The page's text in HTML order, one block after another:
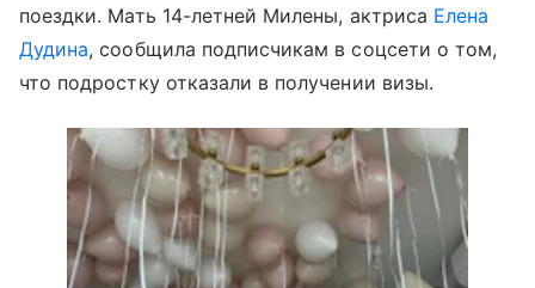
поездки. Мать 14-летней Милены, актриса Елена
Дудина, сообщила подписчикам в соцсети о том,
что подростку отказали в получении визы.